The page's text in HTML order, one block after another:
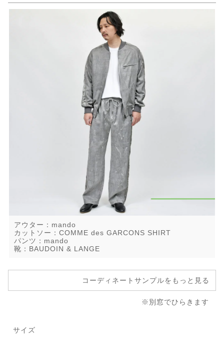
アウター：mando
カットソー：COMME des GARCONS SHIRT
パンツ：mando
靴：BAUDOIN & LANGE
コーディネートサンプルをもっと見る
※別窓でひらきます
サイズ